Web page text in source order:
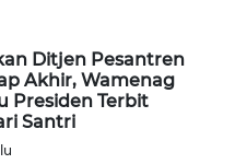
Ditjen Pesantren
Akhir, Wamenag
Presiden Terbit
Santri